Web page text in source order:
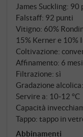
James Suckling: 90
Falstaff: 92 punti
Vitigno: 60%
15% Kerner e 10%
Coltivazione:
Affinamento: 6
Filtrazione: sì
Gradazione
Servire a: 10‑12 °C
Capacità
Tappo: tappo in
Abbinamenti